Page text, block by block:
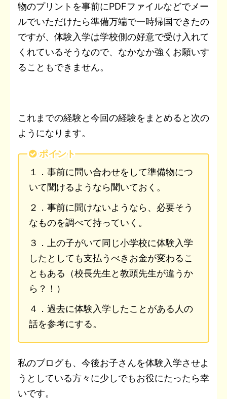
物のプリントを事前にPDFファイルなどでメー
ルでいただけたら準備万端で一時帰国できたの
ですが、体験入学は学校側の好意で受け入れて
くれているそうなので、なかなか強くお願いす
ることもできません。
これまでの経験と今回の経験をまとめると次の
ようになります。
ポイント
１．事前に問い合わせをして準備物につ
いて聞けるようなら聞いておく。
２．事前に聞けないようなら、必要そう
なものを調べて持っていく。
３．上の子がいて同じ小学校に体験入学
したとしても支払うべきお金が変わるこ
ともある（校長先生と教頭先生が違うか
ら？！）
４．過去に体験入学したことがある人の
話を参考にする。
私のブログも、今後お子さんを体験入学させよ
うとしている方々に少しでもお役にたったら幸
いです。